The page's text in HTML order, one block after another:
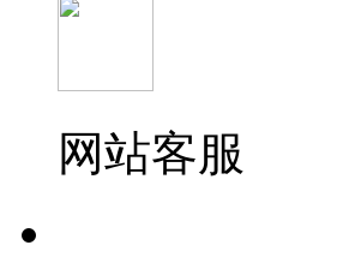
网站客服